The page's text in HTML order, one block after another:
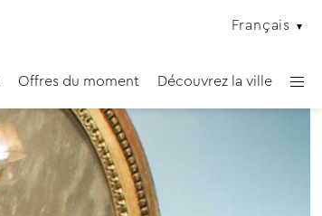
Français
Offres du moment Découvrez la ville